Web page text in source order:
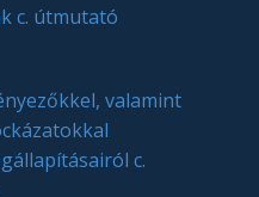
c. útmutató
valamint
c.